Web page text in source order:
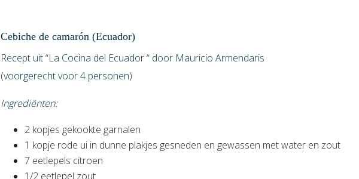
Cebiche de camarón (Ecuador)
Recept uit “La Cocina del Ecuador “ door Mauricio Armendaris
(voorgerecht voor 4 personen)
Ingrediënten:
2 kopjes gekookte garnalen
1 kopje rode ui in dunne plakjes gesneden en gewassen met water en zout
7 eetlepels citroen
1/2 eetlepel zout